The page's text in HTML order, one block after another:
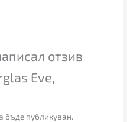
отзив
Eve,
бъде публикуван.